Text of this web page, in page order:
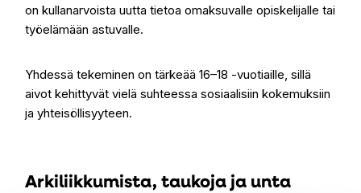
on kullanarvoista uutta tietoa omaksuvalle opiskelijalle tai
työelämään astuvalle.
Yhdessä tekeminen on tärkeää 16–18 -vuotiaille, sillä
aivot kehittyvät vielä suhteessa sosiaalisiin kokemuksiin
ja yhteisöllisyyteen.
Arkiliikkumista, taukoja ja unta